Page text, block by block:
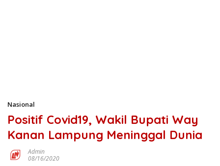
Nasional
Positif Covid19, Wakil Bupati Way
Kanan Lampung Meninggal Dunia
Admin
08/16/2020